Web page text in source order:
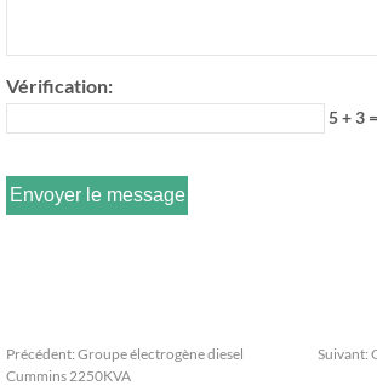
Vérification:
5 + 3
Précédent: Groupe électrogène diesel
Cummins 2250KVA
Suivant: